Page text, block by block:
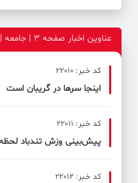
عناوین اخبار صفحه ۳ | جامعه | چهارشنبه 20 دی 1402
کد خبر: 22010
اینجا سرها در گریبان است
کد خبر: 22011
پیش‌بینی وزش تندباد
کد خبر: 22012